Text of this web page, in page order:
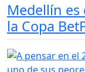
Medellín
la Copa